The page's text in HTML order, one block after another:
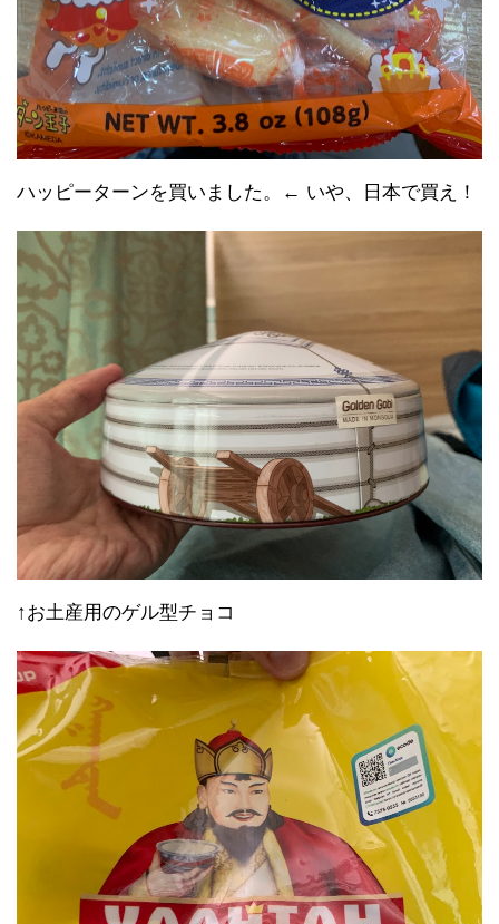
ハッピーターンを買いました。← いや、日本で買え！
↑お土産用のゲル型チョコ